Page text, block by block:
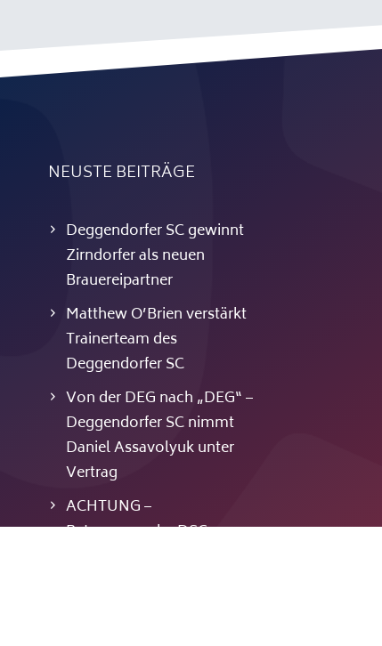
NEUSTE BEITRÄGE
Deggendorfer SC gewinnt
Zirndorfer als neuen
Brauereipartner
Matthew O’Brien verstärkt
Trainerteam des
Deggendorfer SC
Von der DEG nach „DEG“ –
Deggendorfer SC nimmt
Daniel Assavolyuk unter
Vertrag
ACHTUNG –
Betrugsmasche DSC-